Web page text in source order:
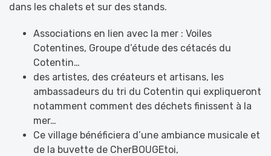
dans les chalets et sur des stands.
Associations en lien avec la mer : Voiles
Cotentines, Groupe d’étude des cétacés du
Cotentin…
des artistes, des créateurs et artisans, les
ambassadeurs du tri du Cotentin qui expliqueront
notamment comment des déchets finissent à la
mer…
Ce village bénéficiera d’une ambiance musicale et
de la buvette de CherBOUGEtoi,